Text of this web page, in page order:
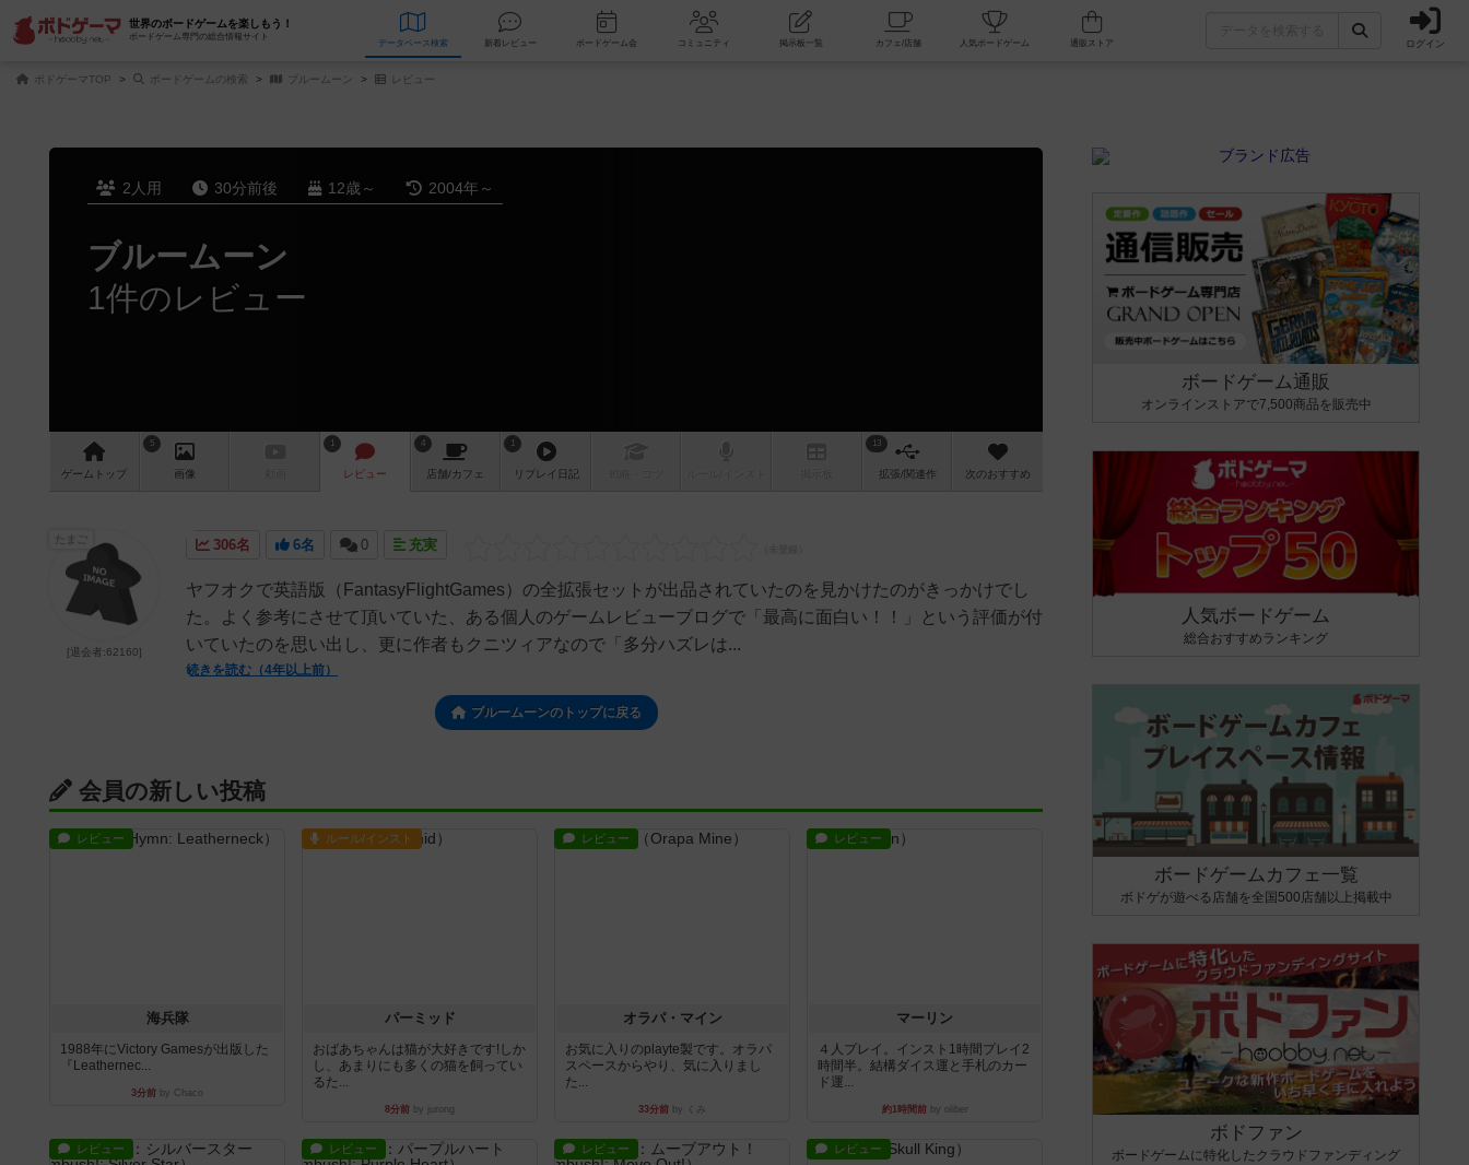
世界のボードゲームを楽しもう！
ボードゲーム専門の総合情報サイト
データベース 検索 新着レビュー ボードゲーム会 コミュニティ 掲示板一覧 カフェ/店舗 人気ボードゲーム ログイン
ボドゲーマTOP ボードゲームの検索 ブルームーン レビュー
2人用 30分前後 12歳～ 2004年～
ブルームーン
1件のレビュー
ゲーム トップ
5
画像
1
レビュー
4
店舗/カフェ
1
リプレイ 日記
13
拡張/関連作 次のおすすめ
306名 6名 0 充実
ヤフオクで英語版（FantasyFlightGames）の全拡張セットが出品されていたのを見かけたのがきっかけでし
た。よく参考にさせて頂いていた、ある個人のゲームレビューブログで「最高に面白い！！」という評価が付
いていたのを思い出し、更に作者もクニツィアなので「多分ハズレは...
続きを読む（4年以上前）
[退会者:62160]
ブルームーンのトップに戻る
会員の新しい投稿
レビュー
海兵隊
1988年にVictory Gamesが出版した
『Leathernec...
3分前 by Chaco
ルール/インスト
パーミッド
おばあちゃんは猫が大好きです!しか
し、あまりにも多くの猫を飼ってい
るた...
8分前 by jurong
レビュー
オラパ・マイン
お気に入りのplayte製です。オラパ
スペースからやり、気に入りまし
た...
33分前 by くみ
レビュー
マーリン
４人プレイ。インスト1時間プレイ2
時間半。結構ダイス運と手札のカー
ド運...
約1時間前by oliber
レビュー レビュー レビュー レビュー
ボードゲーム通販
オンラインストアで7,500商品を販売中
人気ボードゲーム
総合おすすめランキング
ボードゲームカフェ一覧
ボドゲが遊べる店舗を全国500店舗以上掲載中
ボドファン
ボードゲームに特化したクラウドファンディング